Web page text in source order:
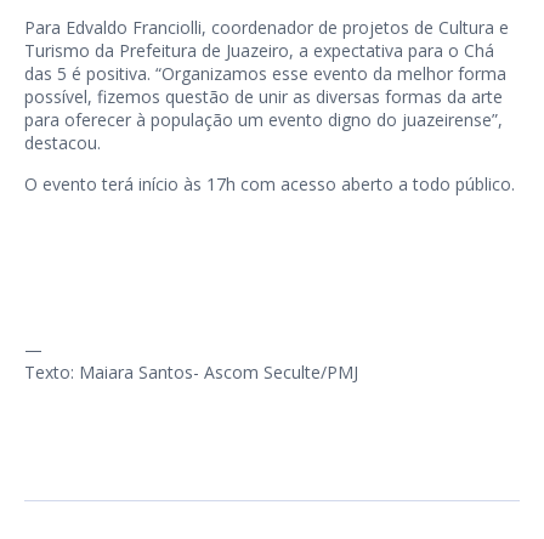
Para Edvaldo Franciolli, coordenador de projetos de Cultura e
Turismo da Prefeitura de Juazeiro, a expectativa para o Chá
das 5 é positiva. “Organizamos esse evento da melhor forma
possível, fizemos questão de unir as diversas formas da arte
para oferecer à população um evento digno do juazeirense”,
destacou.
O evento terá início às 17h com acesso aberto a todo público.
—
Texto: Maiara Santos- Ascom Seculte/PMJ